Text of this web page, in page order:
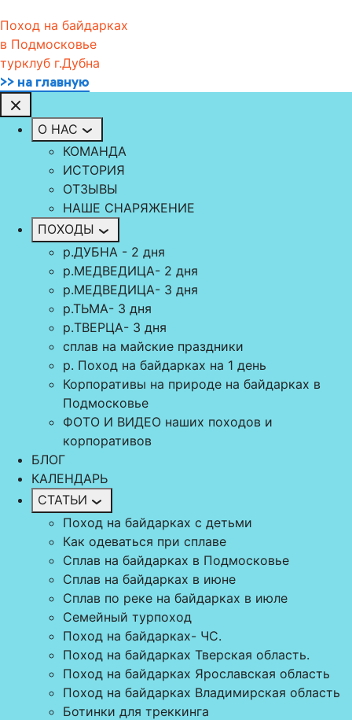
Поход на байдарках
в Подмосковье
турклуб г.Дубна
>> на главную
О НАС
КОМАНДА
ИСТОРИЯ
ОТЗЫВЫ
НАШЕ СНАРЯЖЕНИЕ
ПОХОДЫ
р.ДУБНА - 2 дня
р.МЕДВЕДИЦА- 2 дня
р.МЕДВЕДИЦА- 3 дня
р.ТЬМА- 3 дня
р.TВЕРЦА- 3 дня
сплав на майские праздники
р. Поход на байдарках на 1 день
Корпоративы на природе на байдарках в
Подмосковье
ФОТО И ВИДЕО наших походов и
корпоративов
БЛОГ
КАЛЕНДАРЬ
СТАТЬИ
Поход на байдарках с детьми
Как одеваться при сплаве
Сплав на байдарках в Подмосковье
Сплав на байдарках в июне
Сплав по реке на байдарках в июле
Семейный турпоход
Поход на байдарках- ЧС.
Поход на байдарках Тверская область.
Поход на байдарках Ярославская область
Поход на байдарках Владимирская область
Ботинки для треккинга